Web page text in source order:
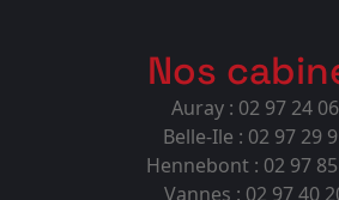
Nos
Auray : 02 97 24
Belle-Ile : 02 97 29
Hennebont : 02 97
Vannes : 02 97 40